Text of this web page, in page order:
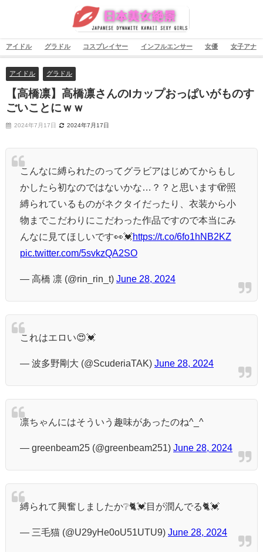
アイドル グラドル コスプレイヤー インフルエンサー 女優 女子アナ
アイドル グラドル
【高橋凛】高橋凛さんのIカップおっぱいがものす
ごいことにｗｗ
2024年7月17日 2024年7月17日
こんなに縛られたのってグラビアはじめてからもし
かしたら初なのではないかな…？？と思います🫣照
縛られているものがネクタイだったり、衣装から小
物までこだわりにこだわった作品ですので本当にみ
んなに見てほしいです👀💓https://t.co/6fo1hNB2KZ
pic.twitter.com/5svkzQA2SO
— 高橋 凛 (@rin_rin_t) June 28, 2024
これはエロい😍💓
— 波多野剛大 (@ScuderiaTAK) June 28, 2024
凛ちゃんにはそういう趣味があったのね^_^
— greenbeam25 (@greenbeam251) June 28, 2024
縛られて興奮しましたか❔🐈💓目が潤んでる🐈💓
— 三毛猫 (@U29yHe0oU51UTU9) June 28, 2024